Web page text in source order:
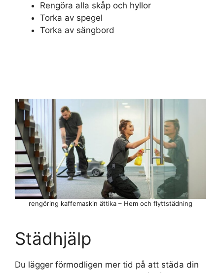
Rengöra alla skåp och hyllor
Torka av spegel
Torka av sängbord
Städhjälp
Du lägger förmodligen mer tid på att städa din
rengöring kaffemaskin ättika – Hem och flyttstädning